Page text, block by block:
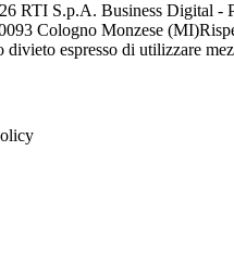
RTI S.p.A. Business Digital -
Cologno Monzese (MI)
espresso di utilizzare